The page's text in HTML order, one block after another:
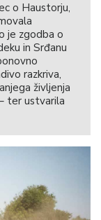
o Haustorju,
je zgodba o
in Srđanu
razkriva,
življenja
ter ustvarila